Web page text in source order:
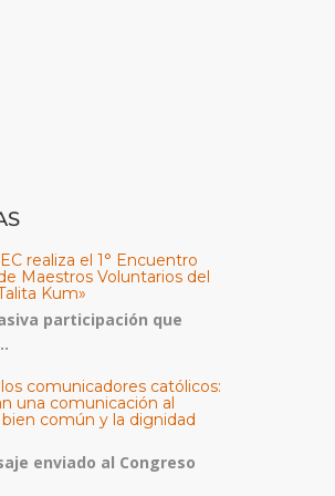
realiza el 1° Encuentro
Maestros Voluntarios del
Kum»
participación que
comunicadores católicos:
una comunicación al
común y la dignidad
enviado al Congreso